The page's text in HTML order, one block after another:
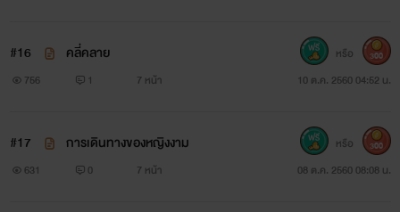
#16 คลี่คลาย
756 1 7 หน้า 10 ต.ค. 2560 04:52 น.
หรือ 300
#17 การเดินทางของหญิงงาม
631 0 7 หน้า 08 ต.ค. 2560 08:08 น.
หรือ 300